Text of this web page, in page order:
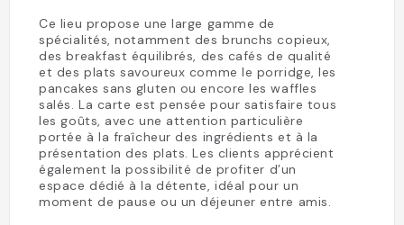
Ce lieu propose une large gamme de
spécialités, notamment des brunchs copieux,
des breakfast équilibrés, des cafés de qualité
et des plats savoureux comme le porridge, les
pancakes sans gluten ou encore les waffles
salés. La carte est pensée pour satisfaire tous
les goûts, avec une attention particulière
portée à la fraîcheur des ingrédients et à la
présentation des plats. Les clients apprécient
également la possibilité de profiter d’un
espace dédié à la détente, idéal pour un
moment de pause ou un déjeuner entre amis.